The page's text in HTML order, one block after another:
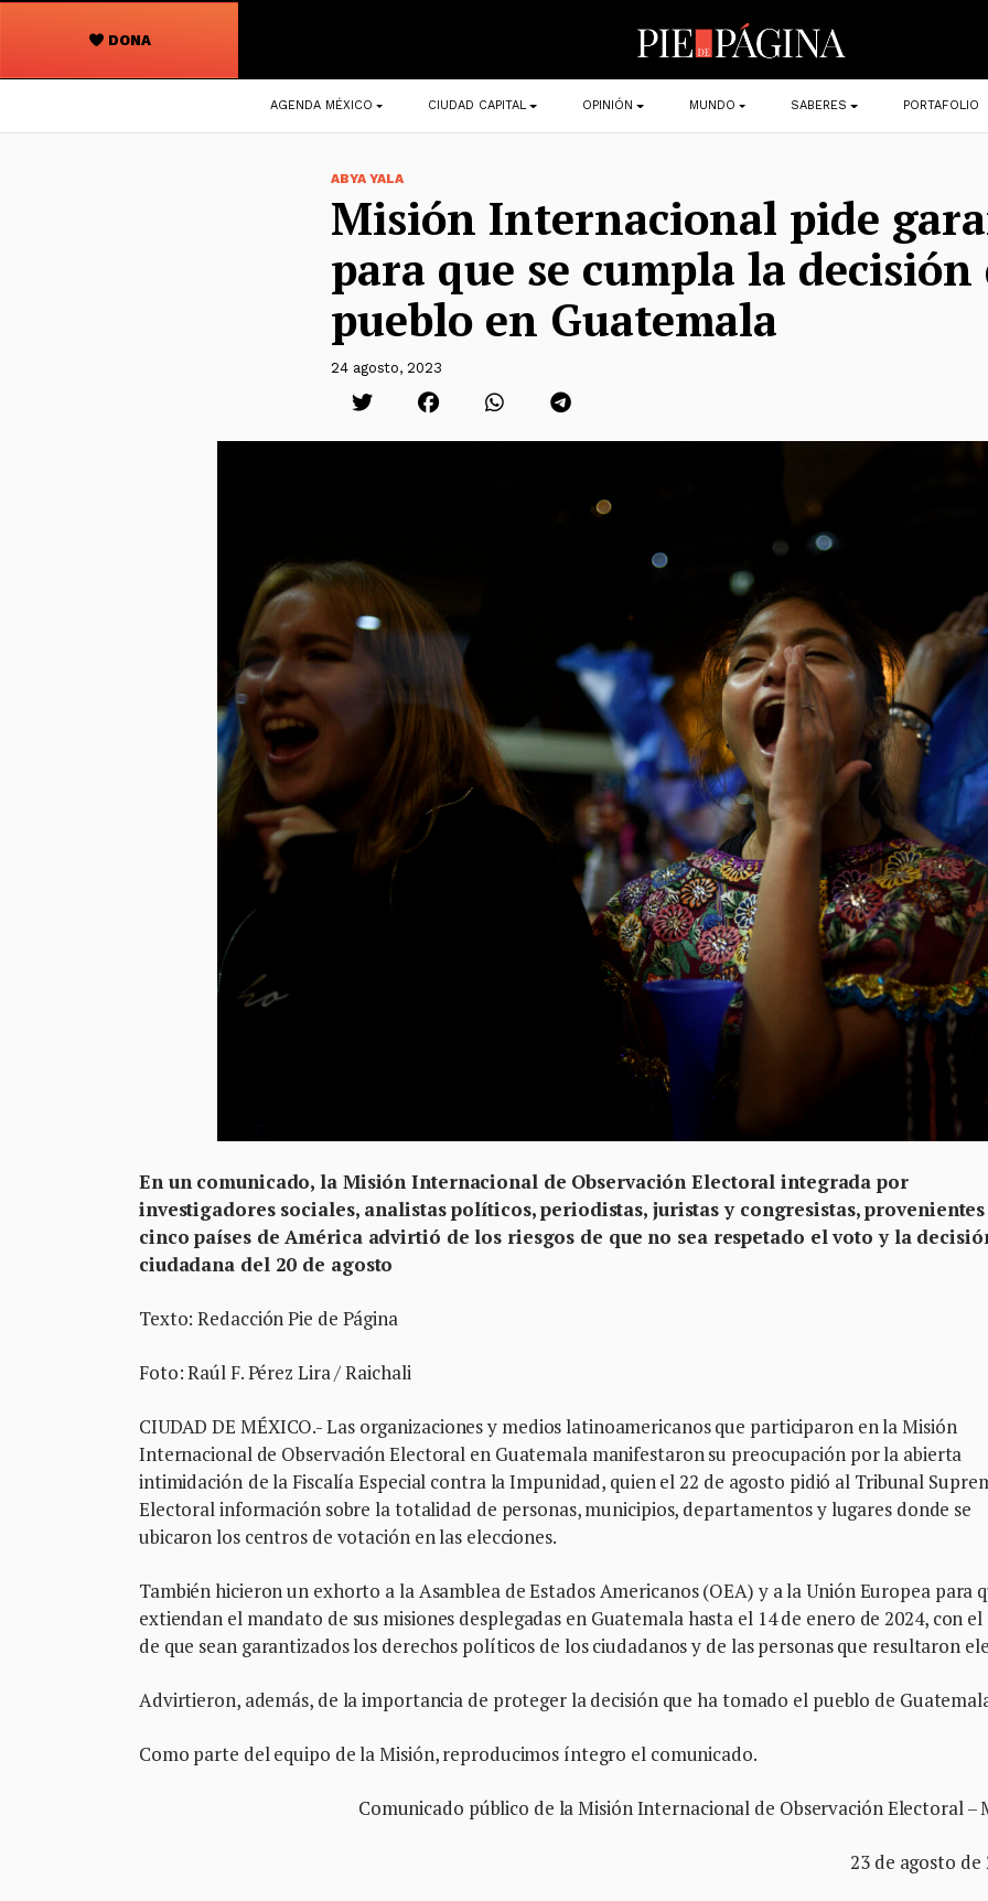
DONA
Navegación
principal
AGENDA MÉXICO CIUDAD CAPITAL OPINIÓN MUNDO SABERES PORTAFOLIO
ABYA YALA
Misión Internacional pide
para que se cumpla la decisión
pueblo en Guatemala
24 agosto, 2023
En un comunicado, la Misión Internacional de Observación Electoral integrada por
investigadores sociales, analistas políticos, periodistas, juristas y congresistas,
cinco países de América advirtió de los riesgos de que no sea respetado el voto y la
ciudadana del 20 de agosto
Texto: Redacción Pie de Página
Foto: Raúl F. Pérez Lira / Raichali
CIUDAD DE MÉXICO.- Las organizaciones y medios latinoamericanos que participaron en la Misión
Internacional de Observación Electoral en Guatemala manifestaron su preocupación por la abierta
intimidación de la Fiscalía Especial contra la Impunidad, quien el 22 de agosto pidió al Tribunal
Electoral información sobre la totalidad de personas, municipios, departamentos y lugares donde se
ubicaron los centros de votación en las elecciones.
También hicieron un exhorto a la Asamblea de Estados Americanos (OEA) y a la Unión Europea para
extiendan el mandato de sus misiones desplegadas en Guatemala hasta el 14 de enero de 2024, con
de que sean garantizados los derechos políticos de los ciudadanos y de las personas que resultaron
Advirtieron, además, de la importancia de proteger la decisión que ha tomado el pueblo de
Como parte del equipo de la Misión, reproducimos íntegro el comunicado.
Comunicado público de la Misión Internacional de Observación Electoral –
23 de agosto de